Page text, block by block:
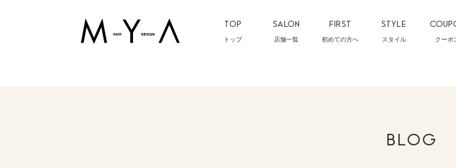
TOP
トップ
SALON
店舗一覧
FIRST
初めての方へ
STYLE
スタイル クーポ
BLOG